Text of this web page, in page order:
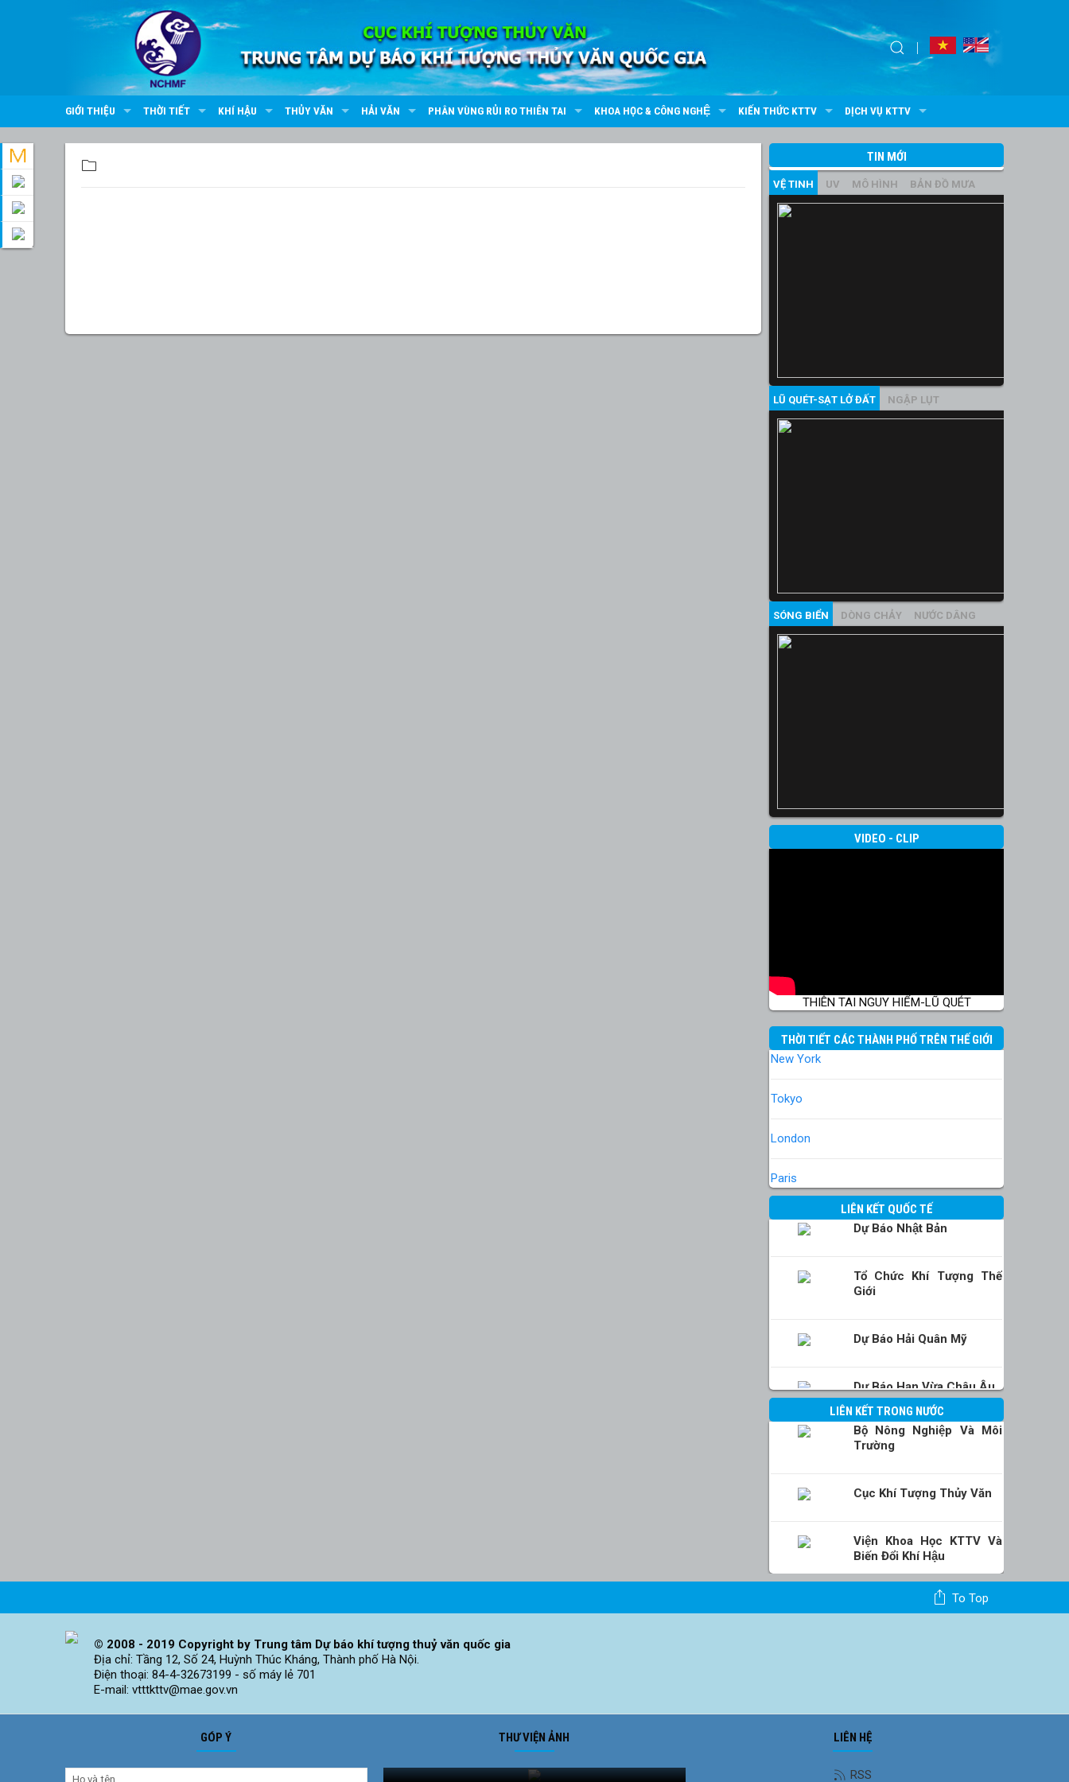
GIỚI THIỆU THỜI TIẾT KHÍ HẬU THỦY VĂN HẢI VĂN PHÂN VÙNG RỦI RO THIÊN TAI KHOA HỌC & CÔNG NGHỆ KIẾN THỨC KTTV DỊCH VỤ KTTV
TIN MỚI
VỆ TINH UV MÔ HÌNH BẢN ĐỒ MƯA
LŨ QUÉT-SẠT LỞ ĐẤT NGẬP LỤT
SÓNG BIỂN DÒNG CHẢY NƯỚC DÂNG
VIDEO - CLIP
THIÊN TAI NGUY HIỂM-LŨ QUÉT
THỜI TIẾT CÁC THÀNH PHỐ TRÊN THẾ GIỚI
New York
Tokyo
London
Paris
LIÊN KẾT QUỐC TẾ
Dự Báo Nhật Bản
Tổ Chức Khí Tượng Thế
Giới
Dự Báo Hải Quân Mỹ
Dự Báo Hạn Vừa Châu Âu
LIÊN KẾT TRONG NƯỚC
Bộ Nông Nghiệp Và Môi
Trường
Cục Khí Tượng Thủy Văn
Viện Khoa Học KTTV Và
Biến Đổi Khí Hậu
To Top
© 2008 - 2019 Copyright by Trung tâm Dự báo khí tượng thuỷ văn quốc gia
Địa chỉ: Tầng 12, Số 24, Huỳnh Thúc Kháng, Thành phố Hà Nội.
Điện thoại: 84-4-32673199 - số máy lẻ 701
E-mail: vtttkttv@mae.gov.vn
GÓP Ý
THƯ VIỆN ẢNH
LIÊN HỆ
RSS